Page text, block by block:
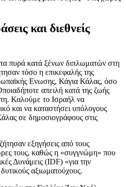
και διεθνείς
τα πυρά κατά ξένων διπλωματών στη
τόσο η επικεφαλής της
Ενωσης, Κάγια Κάλας, όσο
απειλή κατά της ζωής
Καλούμε το Ισραήλ να
και να καταστήσει υπόλογους
σε δημοσιογράφους στις
εξηγήσεις από τους
τους, καθώς η «συγγνώμη» που
Δυνάμεις (IDF) «για την
αξιωματούχους.